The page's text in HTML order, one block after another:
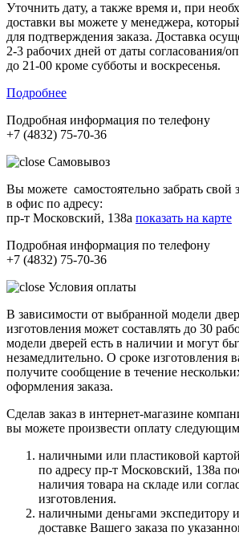
Уточнить дату, а также время и, при
доставки вы можете у менеджера,
для подтверждения заказа. Доставка
2-3 рабочих дней от даты согласования/
до 21-00 кроме субботы и воскресенья.
Подробнее
Подробная информация по телефону
+7 (4832) 75-70-36
Самовывоз
Вы можете самостоятельно забрать свой
в офис по адресу:
пр-т Московский, 138а показать на карте
Подробная информация по телефону
+7 (4832) 75-70-36
Условия оплаты
В зависимости от выбранной модели
изготовления может составлять до 30
модели дверей есть в наличии и могут
незамедлительно. О сроке изготовления
получите сообщение в течение
оформления заказа.
Сделав заказ в интернет-магазине
вы можете произвести оплату
наличными или пластиковой
по адресу пр-т Московский, 138а
наличия товара на складе или
изготовления.
наличными деньгами экспедитору
доставке Вашего заказа по